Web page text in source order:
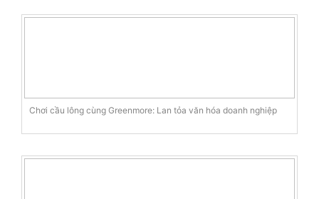
Chơi cầu lông cùng Greenmore: Lan tỏa văn hóa doanh nghiệp